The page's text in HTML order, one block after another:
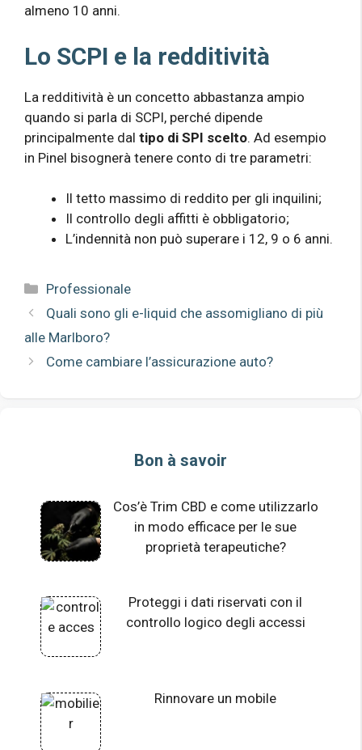
almeno 10 anni.
Lo SCPI e la redditività
La redditività è un concetto abbastanza ampio
quando si parla di SCPI, perché dipende
principalmente dal tipo di SPI scelto. Ad esempio
in Pinel bisognerà tenere conto di tre parametri:
Il tetto massimo di reddito per gli inquilini;
Il controllo degli affitti è obbligatorio;
L’indennità non può superare i 12, 9 o 6 anni.
Categorie
Professionale
Quali sono gli e-liquid che assomigliano di più
alle Marlboro?
Come cambiare l’assicurazione auto?
Bon à savoir
Cos’è Trim CBD e come utilizzarlo
in modo efficace per le sue
proprietà terapeutiche?
Proteggi i dati riservati con il
controllo logico degli accessi
Rinnovare un mobile